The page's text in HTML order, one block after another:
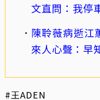
文直問：我停
陳聆薇病逝江
來人心聲：早
#王ADEN